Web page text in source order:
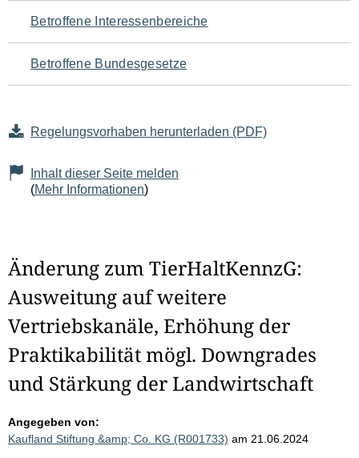
Betroffene Interessenbereiche
Betroffene Bundesgesetze
Regelungsvorhaben herunterladen (PDF)
Inhalt dieser Seite melden
(Mehr Informationen)
Änderung zum TierHaltKennzG:
Ausweitung auf weitere
Vertriebskanäle, Erhöhung der
Praktikabilität mögl. Downgrades
und Stärkung der Landwirtschaft
Angegeben von:
Kaufland Stiftung &amp; Co. KG (R001733) am 21.06.2024